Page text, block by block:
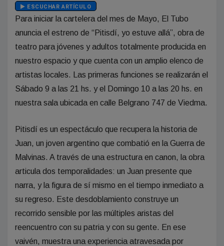
ESCUCHAR ARTÍCULO
Para iniciar la cartelera del mes de Mayo, El Tubo
anuncia el estreno de “Pitisdí, yo estuve allá”, obra de
teatro para jóvenes y adultos totalmente producida en
nuestro espacio y que cuenta con un amplio elenco de
artistas locales. Las primeras funciones se realizarán el
Sábado 9 a las 21 hs. y el Domingo 10 a las 20 hs. en
nuestra sala ubicada en calle Belgrano 747 de Viedma.
Pitisdí es un espectáculo que recupera la historia de
Juan, un joven argentino que combatió en la Guerra de
Malvinas. A través de una estructura en canon, la obra
articula dos temporalidades: un Juan presente que
narra, y la figura de sí mismo en el tiempo inmediato a
su regreso. Este desdoblamiento construye un
recorrido sensible por las múltiples aristas del
reencuentro con su patria y con su gente. En ese
vaivén, muestra una experiencia atravesada por